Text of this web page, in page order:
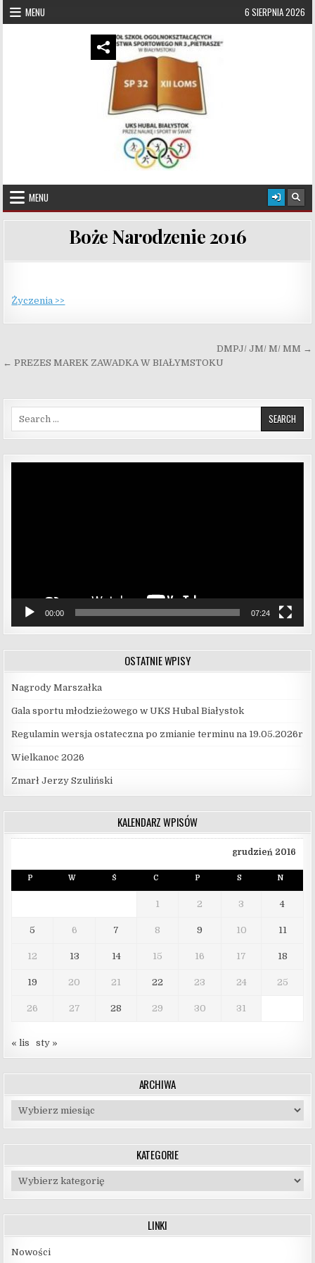
Skip to content
MENU 6 SIERPNIA 2026
UKS Hubal Białystok
MENU
Boże Narodzenie 2016
Życzenia >>
DMPJ/ JM/ M/ MM →
← PREZES MAREK ZAWADKA W BIAŁYMSTOKU
Search for:
00:00 07:24
OSTATNIE WPISY
Nagrody Marszałka
Gala sportu młodzieżowego w UKS Hubal Białystok
Regulamin wersja ostateczna po zmianie terminu na 19.05.2026r
Wielkanoc 2026
Zmarł Jerzy Szuliński
KALENDARZ WPISÓW
grudzień 2016
P W Ś C P S N
1 2 3 4
5 6 7 8 9 10 11
12 13 14 15 16 17 18
19 20 21 22 23 24 25
26 27 28 29 30 31
« lis sty »
ARCHIWA
Archiwa
KATEGORIE
Kategorie
LINKI
Nowości